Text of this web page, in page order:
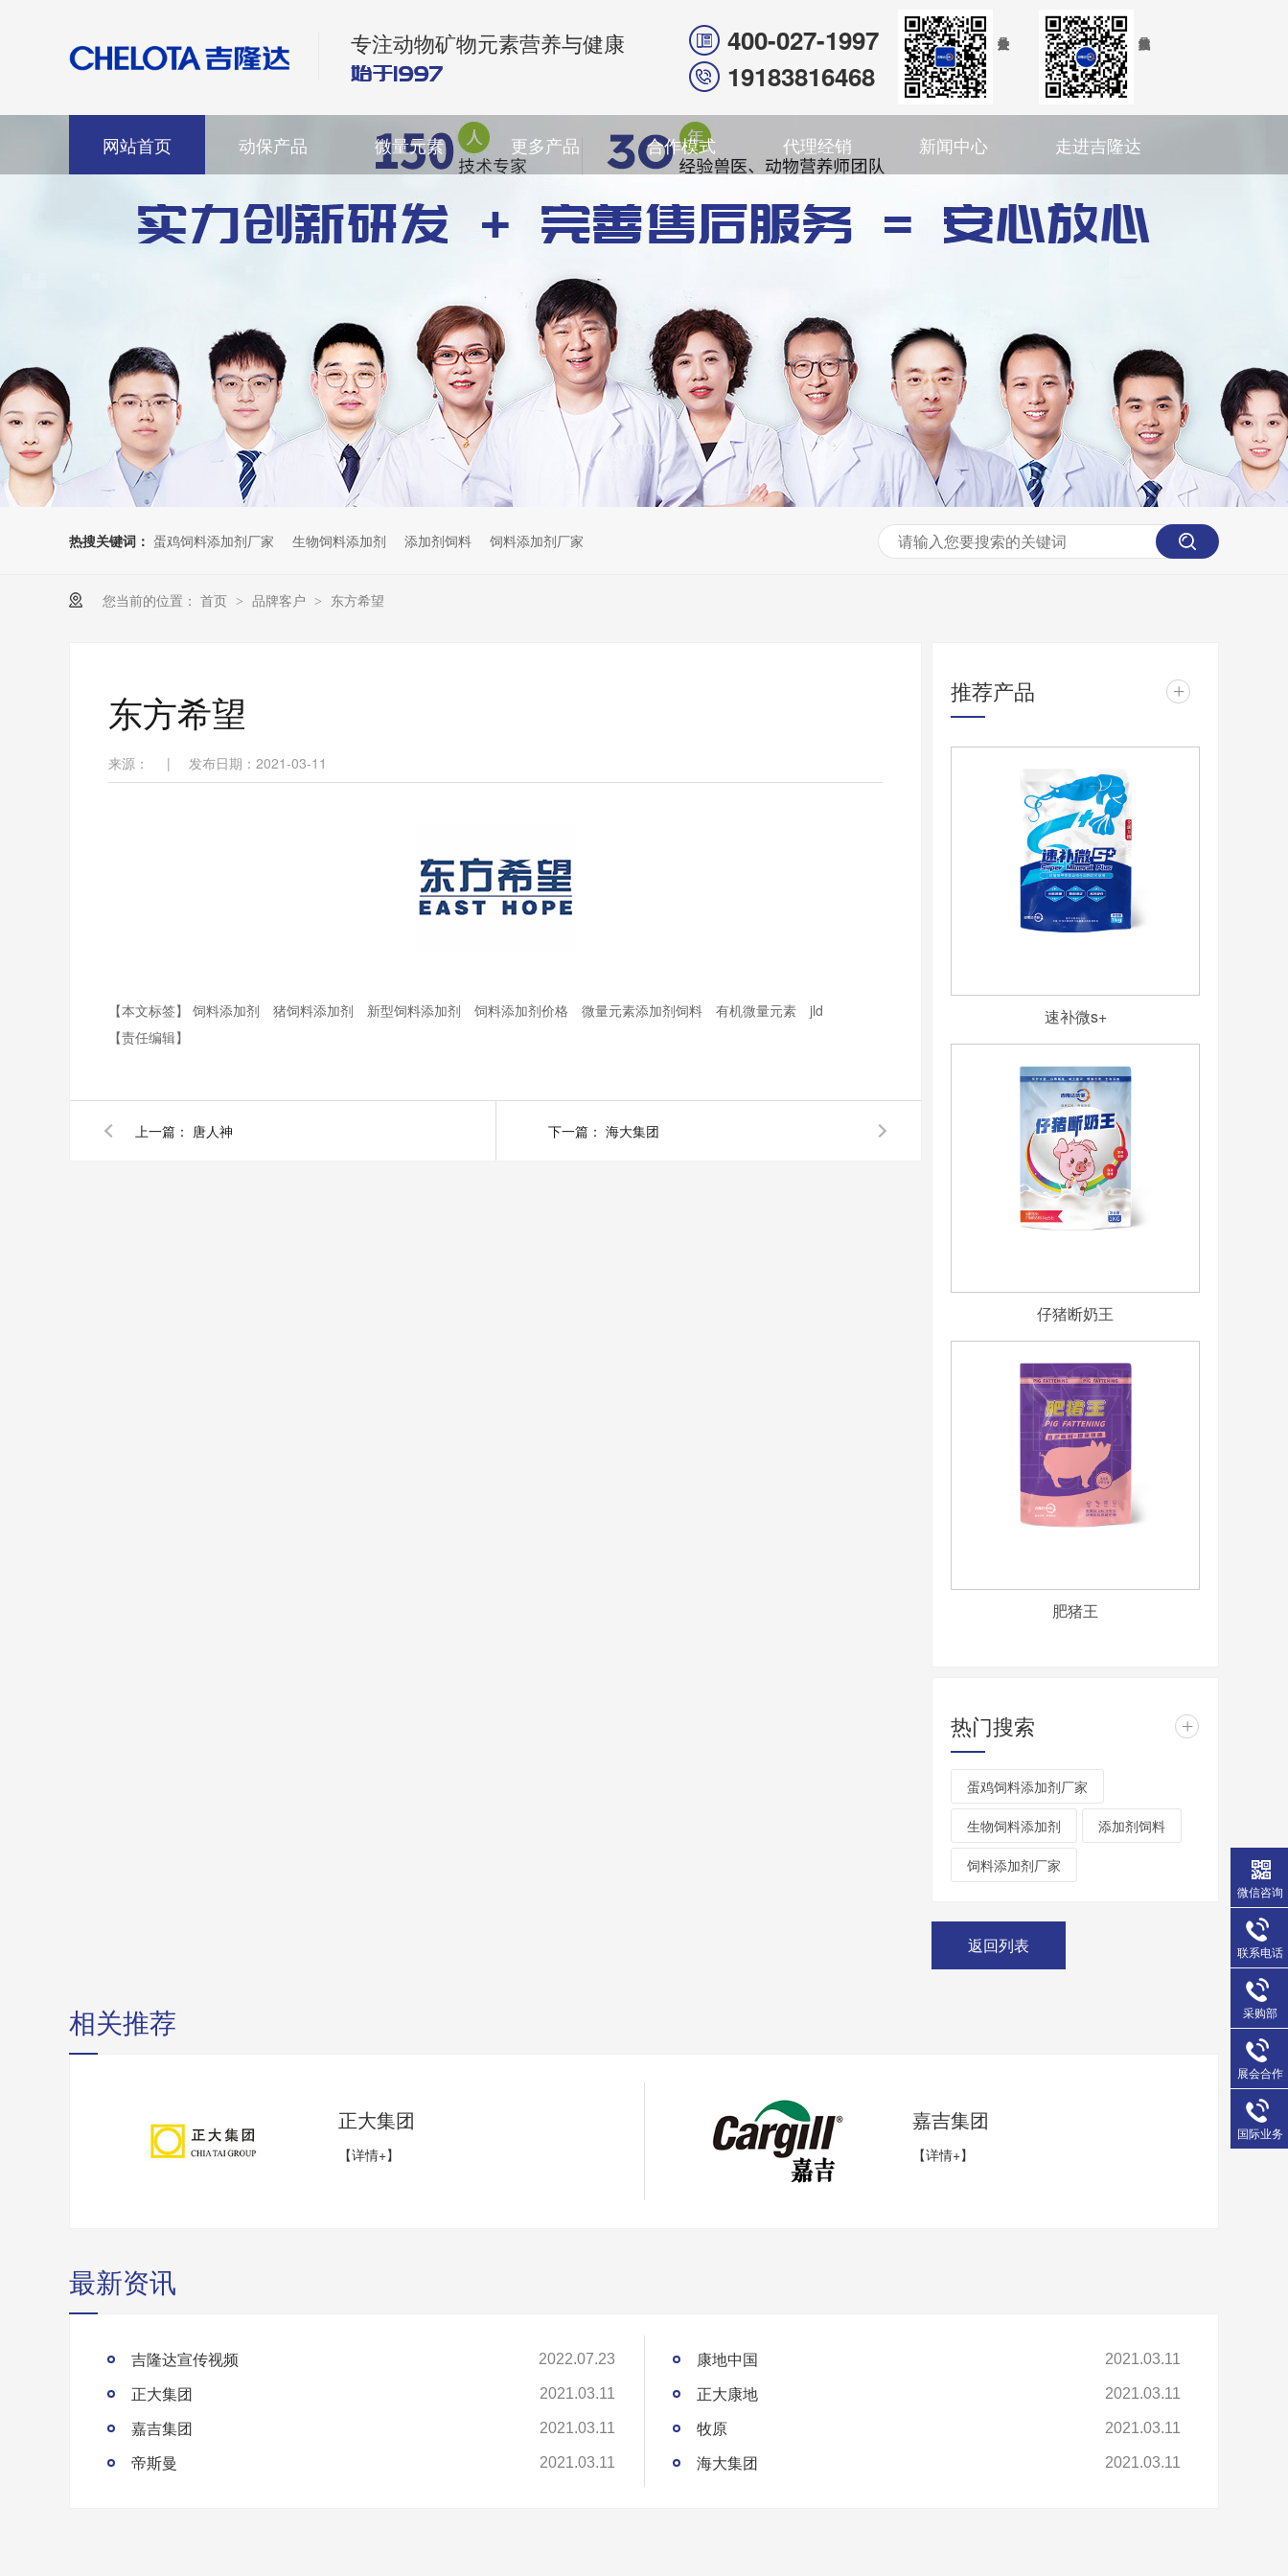
专注动物矿物元素营养与健康
400-027-1997
19183816468
网站首页 动保产品 微量元素 更多产品 合作模式 代理经销 新闻中心 走进吉隆达
热搜关键词： 蛋鸡饲料添加剂厂家 生物饲料添加剂 添加剂饲料 饲料添加剂厂家
您当前的位置： 首页 > 品牌客户 > 东方希望
东方希望
来源： | 发布日期：2021-03-11
【本文标签】 饲料添加剂 猪饲料添加剂 新型饲料添加剂 饲料添加剂价格 微量元素添加剂饲料 有机微量元素
jld
【责任编辑】
上一篇： 唐人神 下一篇： 海大集团
推荐产品 +
速补微s+
仔猪断奶王
肥猪王
热门搜索 +
蛋鸡饲料添加剂厂家
生物饲料添加剂 添加剂饲料
饲料添加剂厂家
返回列表
相关推荐
正大集团
【详情+】
嘉吉集团
【详情+】
最新资讯
吉隆达宣传视频 2022.07.23
正大集团 2021.03.11
嘉吉集团 2021.03.11
帝斯曼 2021.03.11
康地中国 2021.03.11
正大康地 2021.03.11
牧原 2021.03.11
海大集团 2021.03.11
微信咨询
联系电话
采购部
展会合作
国际业务